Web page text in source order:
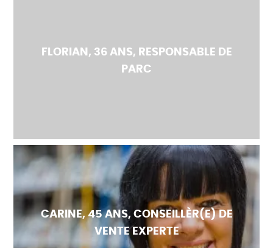
FLORIAN, 36 ANS, RESPONSABLE DE
PARC
CARINE, 45 ANS, CONSEILLÈR(E) DE
VENTE EXPERTE